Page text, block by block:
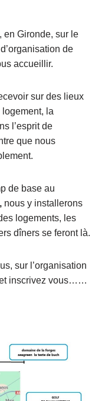
en Gironde, sur le
de
accueillir.
sur des lieux
la
l’esprit de
que nous
de base au
nous y installerons
logements, les
dîners se feront là.
sur l’organisation
et inscrivez vous……